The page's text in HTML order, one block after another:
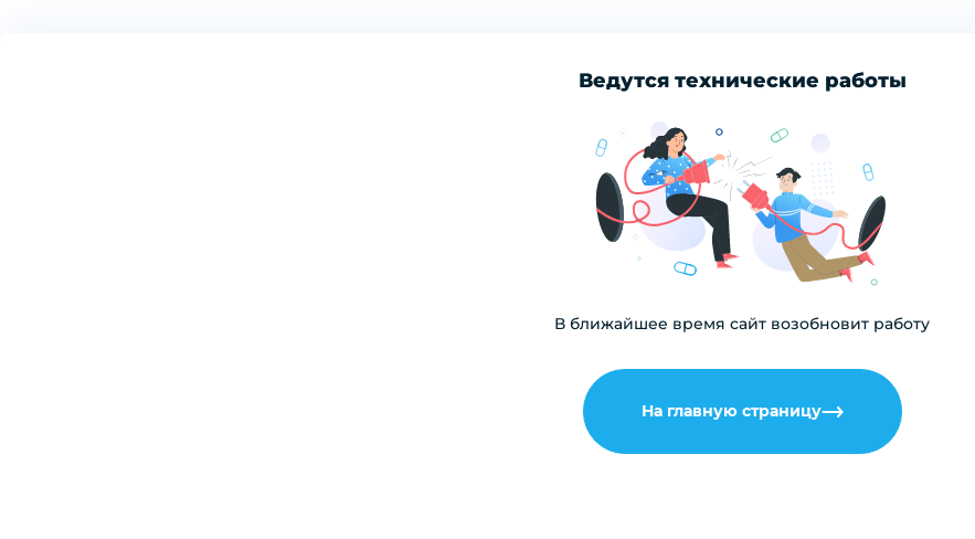
Ведутся технические работы
В ближайшее время сайт возобновит работу
На главную страницу